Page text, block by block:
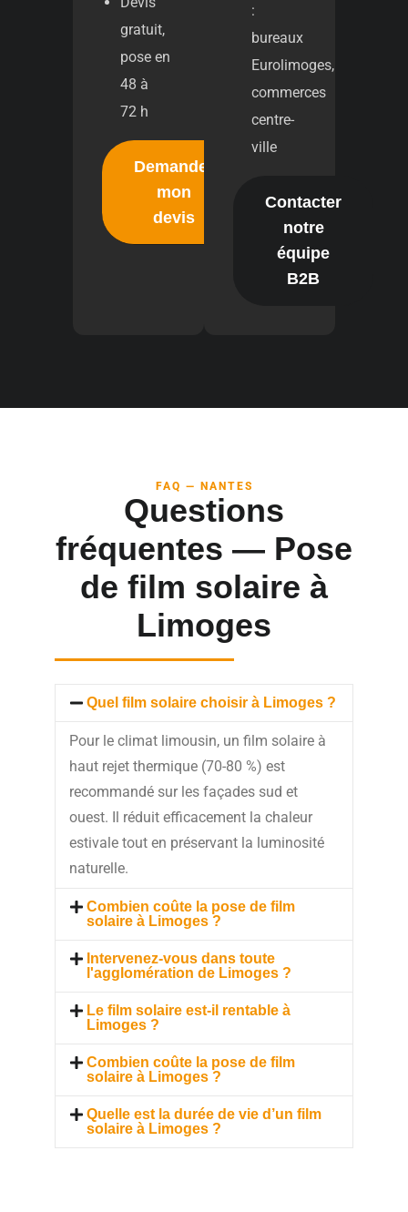
gratuit,
pose en
48 à
72 h
Demander
mon
devis
:
bureaux
Eurolimoges,
commerces
centre-
ville
Contacter
notre
équipe
B2B
FAQ — NANTES
Questions
fréquentes — Pose
de film solaire à
Limoges
Quel film solaire choisir à Limoges ?
Pour le climat limousin, un film solaire à
haut rejet thermique (70-80 %) est
recommandé sur les façades sud et
ouest. Il réduit efficacement la chaleur
estivale tout en préservant la luminosité
naturelle.
Combien coûte la pose de film
solaire à Limoges ?
Intervenez-vous dans toute
l'agglomération de Limoges ?
Le film solaire est-il rentable à
Limoges ?
Combien coûte la pose de film
solaire à Limoges ?
Quelle est la durée de vie d’un film
solaire à Limoges ?